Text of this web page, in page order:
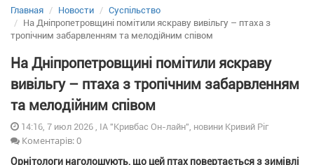
Главная Новости
Суспільство
На Дніпропетровщині помітили яскраву вивільгу – птаха з
тропічним забарвленням та мелодійним співом
На Дніпропетровщині помітили яскраву
вивільгу – птаха з тропічним забарвленням
та мелодійним співом
14:16, 7 июл 2026 , ІА "Кривбас Он-лайн", новини Кривий Ріг
Коментарів: 0
Орнітологи наголошують, що цей птах повертається з зимівлі